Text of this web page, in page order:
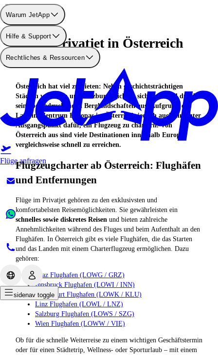
Warum JetApp
Hilfe & Support
Rechtliches & Ressourcen
Flüge anfragen
sidenav toggle
Österreich
Einen Privatjet in Österreich
chartern
Österreich hat viel zu bieten: Neben geschichtsträchtigen
Städten wie Wien und Salzburg zeichnet sich das Land durch
seine beeindruckenden Berglandschaften aus. Aufgrund der
Lage im Zentrum Europas ist Österreich jedoch auch ein guter
Ausgangspunkt dafür, ein Flugzeug zu chartern. Von
Österreich aus sind viele Destinationen innerhalb Europas
vergleichsweise schnell zu erreichen.
Flugzeugcharter ab Österreich: Flughäfen
und Entfernungen
Flüge im Privatjet gehören zu den exklusivsten und
komfortabelsten Reisemöglichkeiten. Sie gewährleisten ein
schnelles sowie diskretes Reisen und bieten zahlreiche
Annehmlichkeiten während des Fluges und beim Aufenthalt an den
Flughäfen. In Österreich gibt es viele Flughäfen, die das Starten
und das Landen mit einem Charterflugzeug ermöglichen. Dazu
gehören:
Graz Flughafen (LOWG / GRZ)
Innsbruck Flughafen (LOWI / INN)
Klagenfurt Flughafen (LOWK / KLU)
Linz Flughafen (LOWL / LNZ)
Salzburg Flughafen (LOWS / SZG)
Wien Flughafen (LOWW / VIE)
Ob für die schnelle Weiterreise zu einem wichtigen Geschäftstermin
oder für einen Städtetrip, Wellness- oder Sporturlaub – mit einem